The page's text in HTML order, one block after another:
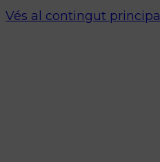
Vés al contingut principal